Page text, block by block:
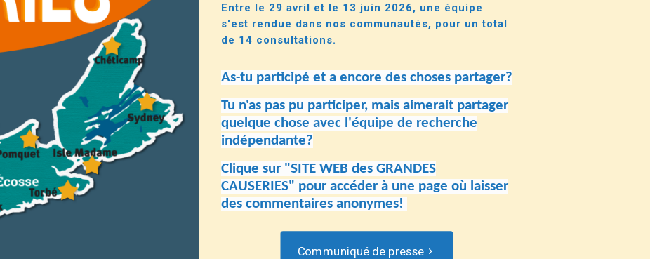
Entre le 29 avril et le 13 juin 2026, une équipe
s'est rendue dans nos communautés, pour un total
de 14 consultations.
As-tu participé et a encore des choses partager?
Tu n'as pas pu participer, mais aimerait partager
quelque chose avec l'équipe de recherche
indépendante?
Clique sur "SITE WEB des GRANDES
CAUSERIES" pour accéder à une page où laisser
des commentaires anonymes!
Communiqué de presse